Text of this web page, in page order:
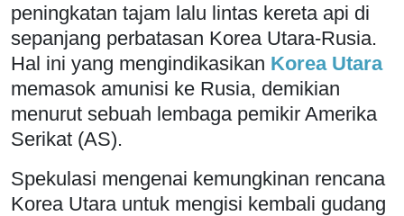
peningkatan tajam lalu lintas kereta api di
sepanjang perbatasan Korea Utara-Rusia.
Hal ini yang mengindikasikan Korea Utara
memasok amunisi ke Rusia, demikian
menurut sebuah lembaga pemikir Amerika
Serikat (AS).
Spekulasi mengenai kemungkinan rencana
Korea Utara untuk mengisi kembali gudang